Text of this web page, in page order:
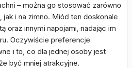
– można go stosować zarówno
jak i na zimno. Miód ten doskonale
oraz innymi napojami, nadając im
Oczywiście preferencje
i to, co dla jednej osoby jest
być mniej atrakcyjne.